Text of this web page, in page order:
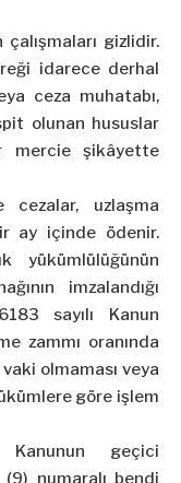
çalışmaları gizlidir.
idarece derhal
ceza muhatabı,
olunan hususlar
mercie şikâyette
cezalar, uzlaşma
ay içinde ödenir.
yükümlülüğünün
imzalandığı
sayılı Kanun
zammı oranında
olmaması veya
göre işlem
geçici
(9) numaralı bendi